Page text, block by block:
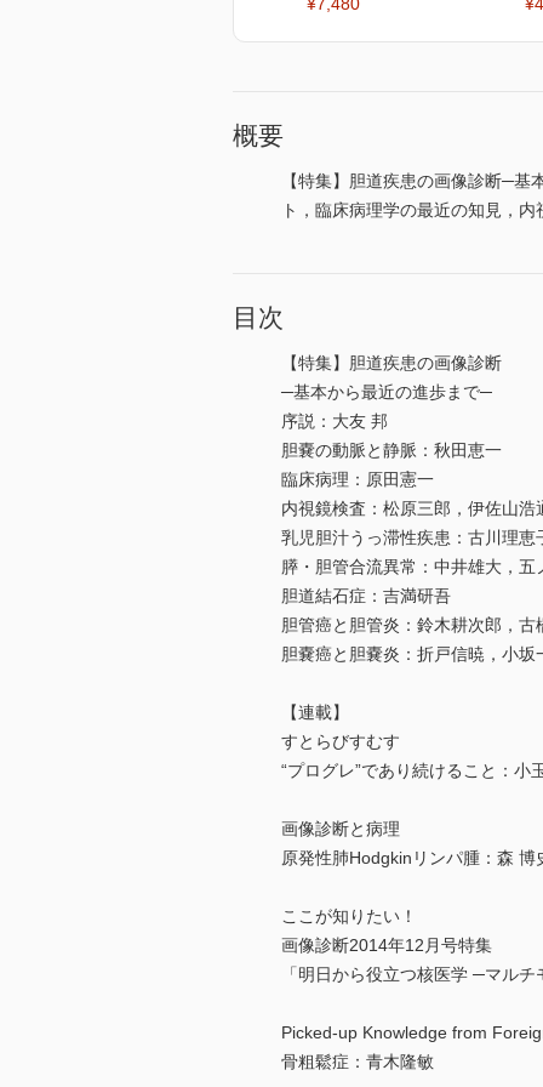
¥7,480
概要
【特集】胆道疾患の画像診断─
ト，臨床病理学の最近の知見，
目次
【特集】胆道疾患の画像診断
─基本から最近の進歩まで─
序説：大友 邦
胆嚢の動脈と静脈：秋田恵一
臨床病理：原田憲一
内視鏡検査：松原三郎，伊佐山浩
乳児胆汁うっ滞性疾患：古川理恵
膵・胆管合流異常：中井雄大，五
胆道結石症：吉満研吾
胆管癌と胆管炎：鈴木耕次郎，古
胆嚢癌と胆嚢炎：折戸信暁，小坂
【連載】
すとらびすむす
“プログレ”であり続けること：小
画像診断と病理
原発性肺Hodgkinリンパ腫：森 博
ここが知りたい！
画像診断2014年12月号特集
「明日から役立つ核医学 ─マル
Picked-up Knowledge from
骨粗鬆症：青木隆敏